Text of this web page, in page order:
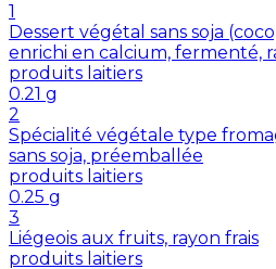
1
Dessert végétal sans soja
enrichi en calcium, fermenté,
produits laitiers
0.21 g
2
Spécialité végétale type
sans soja, préemballée
produits laitiers
0.25 g
3
Liégeois aux fruits, rayon frais
produits laitiers